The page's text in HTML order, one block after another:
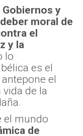
Gobiernos y
moral de
el
y la
lo
es el
el
de la
el mundo
de